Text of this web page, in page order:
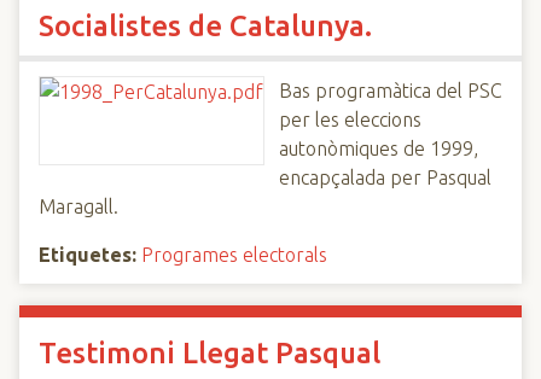
Socialistes de Catalunya.
Bas programàtica del PSC
per les eleccions
autonòmiques de 1999,
encapçalada per Pasqual
Maragall.
Etiquetes: Programes electorals
Testimoni Llegat Pasqual